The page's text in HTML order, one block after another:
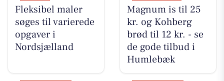
Fleksibel maler
søges til varierede
opgaver i
Nordsjælland
Magnum is til 25
kr. og Kohberg
brød til 12 kr. - se
de gode tilbud i
Humlebæk